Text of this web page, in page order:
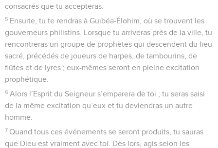
consacrés que tu accepteras.
5 Ensuite, tu te rendras à Guibéa-Élohim, où se trouvent les
gouverneurs philistins. Lorsque tu arriveras près de la ville, tu
rencontreras un groupe de prophètes qui descendent du lieu
sacré, précédés de joueurs de harpes, de tambourins, de
flûtes et de lyres ; eux-mêmes seront en pleine excitation
prophétique.
6 Alors l’Esprit du Seigneur s’emparera de toi ; tu seras saisi
de la même excitation qu’eux et tu deviendras un autre
homme.
7 Quand tous ces événements se seront produits, tu sauras
que Dieu est vraiment avec toi. Dès lors, agis selon les